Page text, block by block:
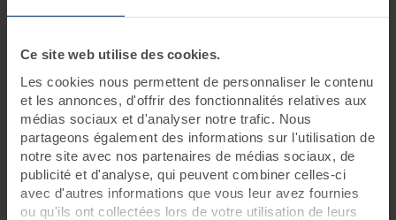
Ce site web utilise des cookies.
Les cookies nous permettent de personnaliser le contenu
et les annonces, d'offrir des fonctionnalités relatives aux
médias sociaux et d'analyser notre trafic. Nous
partageons également des informations sur l'utilisation de
notre site avec nos partenaires de médias sociaux, de
publicité et d'analyse, qui peuvent combiner celles-ci
avec d'autres informations que vous leur avez fournies
ou qu'ils ont collectées lors de votre utilisation de leurs
Journée Décompression Rêvée
DITES ADIEU AUX JAMBES LOURDES !
1 jour • 2 soins
Exclusivité estivale disponible uniquement jusqu’au 31
août 2026 inclus.
Profitez de cette
journée bien-être
pour vous détendre en
profondeur grâce un duo de choc : une pressothérapie pour
retrouver des jambes légères et un massage de 50 minutes.